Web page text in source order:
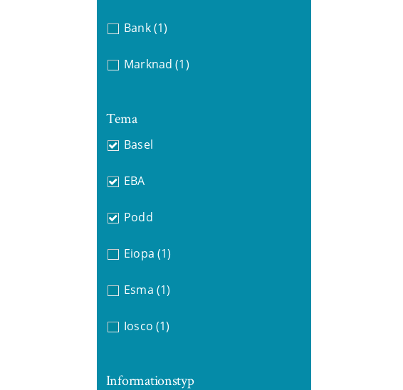
Bank (1)
Marknad (1)
Tema
Basel
EBA
Podd
Eiopa (1)
Esma (1)
Iosco (1)
Informationstyp